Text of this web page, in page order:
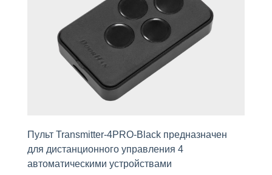
Пульт Transmitter-4PRO-Black предназначен
для дистанционного управления 4
автомaтическими устройствами